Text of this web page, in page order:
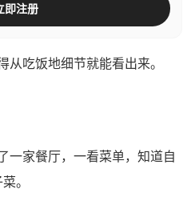
即注册
吃饭地细节就能看出来。
家餐厅，一看菜单，知道自
。